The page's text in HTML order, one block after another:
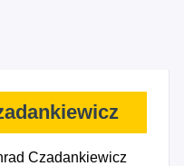
Czadankiewicz